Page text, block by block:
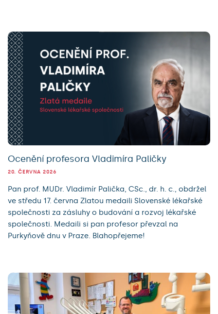
Ocenění profesora Vladimíra Paličky
20. ČERVNA 2026
Pan prof. MUDr. Vladimír Palička, CSc., dr. h. c., obdržel
ve středu 17. června Zlatou medaili Slovenské lékařské
společnosti za zásluhy o budování a rozvoj lékařské
společnosti. Medaili si pan profesor převzal na
Purkyňově dnu v Praze. Blahopřejeme!